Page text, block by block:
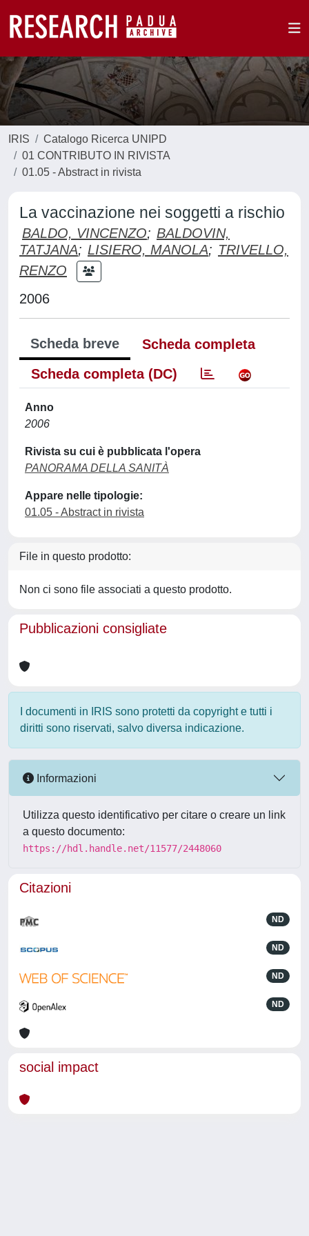
IRIS
Catalogo Ricerca UNIPD
01 CONTRIBUTO IN RIVISTA
01.05 - Abstract in rivista
La vaccinazione nei soggetti a rischio
BALDO, VINCENZO; BALDOVIN,
TATJANA; LISIERO, MANOLA; TRIVELLO,
RENZO
2006
Scheda breve
Scheda completa
Scheda completa (DC)
Anno
2006
Rivista su cui è pubblicata l'opera
PANORAMA DELLA SANITÀ
Appare nelle tipologie:
01.05 - Abstract in rivista
File in questo prodotto:
Non ci sono file associati a questo prodotto.
Pubblicazioni consigliate
I documenti in IRIS sono protetti da copyright e tutti i
diritti sono riservati, salvo diversa indicazione.
Informazioni
Utilizza questo identificativo per citare o creare un link
a questo documento:
https://hdl.handle.net/11577/2448060
Citazioni
ND
ND
ND
ND
social impact